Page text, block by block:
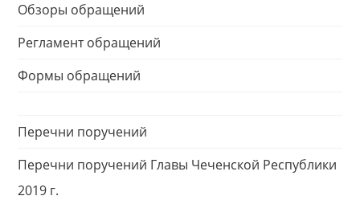
Обзоры обращений
Регламент обращений
Формы обращений
Перечни поручений
Перечни поручений Главы Чеченской Республики
2019 г.